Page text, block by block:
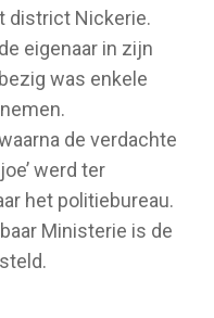
district Nickerie.
eigenaar in zijn
was enkele
de verdachte
werd ter
het politiebureau.
Ministerie is de